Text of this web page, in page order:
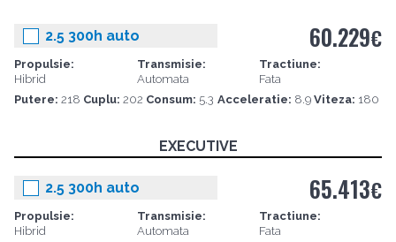
2.5 300h auto
Propulsie:
Hibrid
Transmisie:
Automata
Tractiune:
Fata
Putere: 218 Cuplu:202 Consum: 5.3 Acceleratie: 8.9 Viteza: 180
60.229€
EXECUTIVE
2.5 300h auto
Propulsie:
Hibrid
Transmisie:
Automata
Tractiune:
Fata
65.413€